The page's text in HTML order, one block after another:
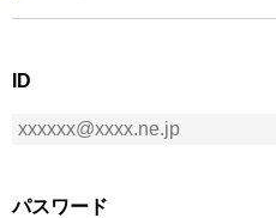
ID
パスワード